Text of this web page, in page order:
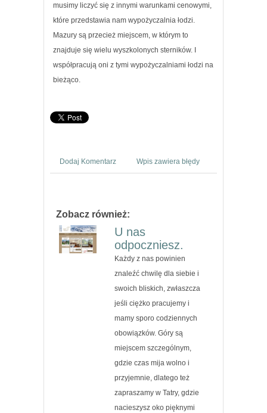
musimy liczyć się z innymi warunkami cenowymi,
które przedstawia nam wypożyczalnia łodzi.
Mazury są przecież miejscem, w którym to
znajduje się wielu wyszkolonych sterników. I
współpracują oni z tymi wypożyczalniami łodzi na
bieżąco.
Dodaj Komentarz Wpis zawiera błędy
Zobacz również:
U nas
odpoczniesz.
Każdy z nas powinien
znaleźć chwilę dla siebie i
swoich bliskich, zwłaszcza
jeśli ciężko pracujemy i
mamy sporo codziennych
obowiązków. Góry są
miejscem szczególnym,
gdzie czas mija wolno i
przyjemnie, dlatego też
zapraszamy w Tatry, gdzie
nacieszysz oko pięknymi